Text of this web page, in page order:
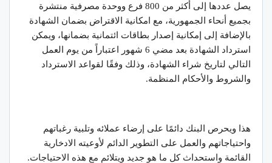
يصل عددها إلى أكثر من 800 فرع ووحدة مصرفية منتشرة
بجميع أنحاء الجمهورية، مع امكانية الاقتراض بضمان الشهادة
بالإضافة إلى إمكانية إصدار بطاقات ائتمانية بضمانها، ويمكن
استرداد الشهادة بعد مضي 6 شهور اعتباراً من يوم العمل
التالي لتاريخ شراء الشهادة، وذلك وفقًا لقواعد الاسترداد
والشروط والأحكام المنظمة.
هذا ويحرص البنك دائمًا على إرضاء عملائه وتلبية رغباتهم
واحتياجاتهم والعمل على التطوير الدائم لأوعيته الادخارية
القائمة واستحداث كل ما هو جديد ويتلائم مع هذه الاحتياجات.